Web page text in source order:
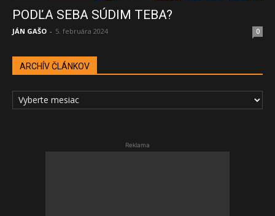
PODĽA SEBA SÚDIM TEBA?
JÁN GAŠO - 5. februára 2024 0
ARCHÍV ČLÁNKOV
ARCHÍV
ČLÁNKOV
Reklama